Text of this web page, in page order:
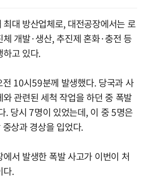
대 방산업체로, 대전공장에서는 로
체 개발·생산, 추진제 혼화·충전 등
하고 있다.
10시59분께 발생했다. 당국과 사
관련된 세척 작업을 하던 중 폭발
. 당시 7명이 있었는데, 이 중 5명은
상과 경상을 입었다.
서 발생한 폭발 사고가 이번이 처
다.